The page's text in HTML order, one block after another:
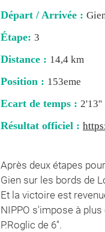
Départ / Arrivée :
Étape: 3
Distance : 14,4 km
Position : 153eme
Ecart de temps : 2'13''
Résultat officiel :
Après deux étapes
Gien sur les bords de
Et la victoire est
NIPPO s'impose à
P.Roglic de 6''.